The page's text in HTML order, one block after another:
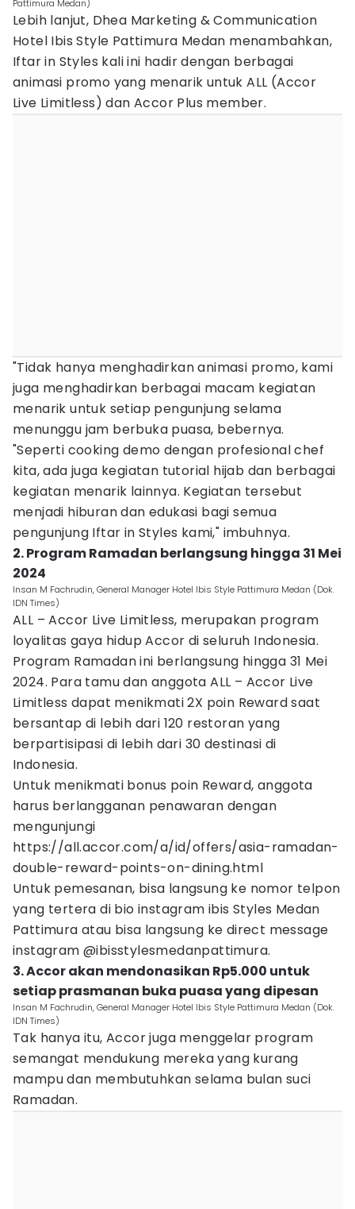
Pattimura Medan)
Lebih lanjut, Dhea Marketing & Communication
Hotel Ibis Style Pattimura Medan menambahkan,
Iftar in Styles kali ini hadir dengan berbagai
animasi promo yang menarik untuk ALL (Accor
Live Limitless) dan Accor Plus member.
"Tidak hanya menghadirkan animasi promo, kami
juga menghadirkan berbagai macam kegiatan
menarik untuk setiap pengunjung selama
menunggu jam berbuka puasa, bebernya.
"Seperti cooking demo dengan profesional chef
kita, ada juga kegiatan tutorial hijab dan berbagai
kegiatan menarik lainnya. Kegiatan tersebut
menjadi hiburan dan edukasi bagi semua
pengunjung Iftar in Styles kami," imbuhnya.
2. Program Ramadan berlangsung hingga 31 Mei
2024
Insan M Fachrudin, General Manager Hotel Ibis Style Pattimura Medan (Dok.
IDN Times)
ALL – Accor Live Limitless, merupakan program
loyalitas gaya hidup Accor di seluruh Indonesia.
Program Ramadan ini berlangsung hingga 31 Mei
2024. Para tamu dan anggota ALL – Accor Live
Limitless dapat menikmati 2X poin Reward saat
bersantap di lebih dari 120 restoran yang
berpartisipasi di lebih dari 30 destinasi di
Indonesia.
Untuk menikmati bonus poin Reward, anggota
harus berlangganan penawaran dengan
mengunjungi
https://all.accor.com/a/id/offers/asia-ramadan-
double-reward-points-on-dining.html
Untuk pemesanan, bisa langsung ke nomor telpon
yang tertera di bio instagram ibis Styles Medan
Pattimura atau bisa langsung ke direct message
instagram @ibisstylesmedanpattimura.
3. Accor akan mendonasikan Rp5.000 untuk
setiap prasmanan buka puasa yang dipesan
Insan M Fachrudin, General Manager Hotel Ibis Style Pattimura Medan (Dok.
IDN Times)
Tak hanya itu, Accor juga menggelar program
semangat mendukung mereka yang kurang
mampu dan membutuhkan selama bulan suci
Ramadan.